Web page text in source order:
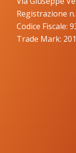
Registrazione
Codice Fiscale:
Trade Mark: